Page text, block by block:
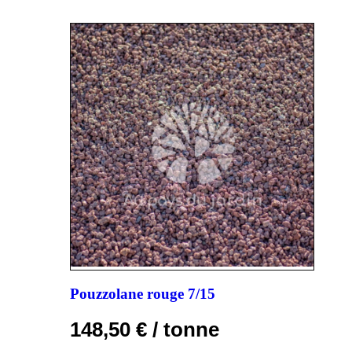
Pouzzolane rouge 7/15
148,50 € / tonne